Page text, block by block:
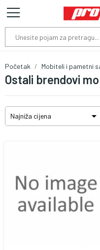
Ostali brendovi
Početak Mobiteli i pametni
Najniža cijena 